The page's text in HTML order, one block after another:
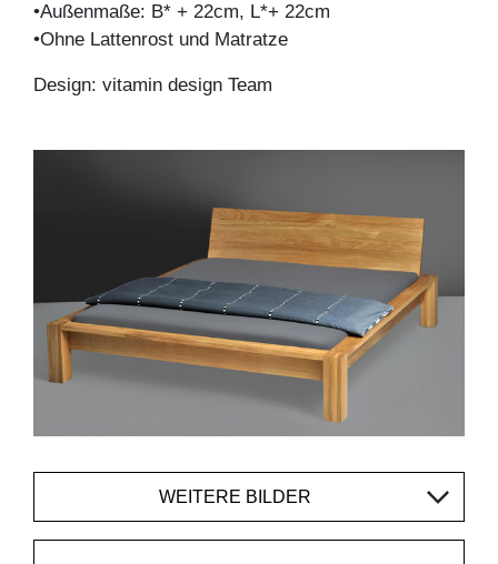
•Außenmaße: B* + 22cm, L*+ 22cm
•Ohne Lattenrost und Matratze
Design: vitamin design Team
WEITERE BILDER